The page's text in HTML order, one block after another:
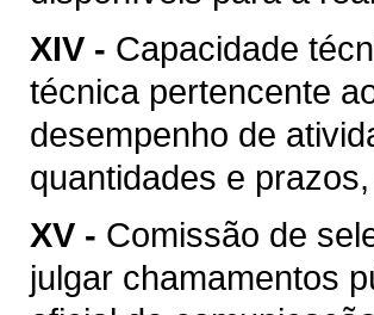
XIV - Capacidade
técnica pertencente
desempenho de
quantidades e
XV - Comissão de
julgar chamamentos